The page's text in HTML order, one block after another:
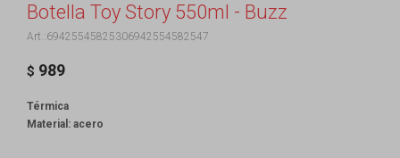
Botella Toy Story 550ml - Buzz
69425545825306942554582547
$ 989
Térmica
Material: acero